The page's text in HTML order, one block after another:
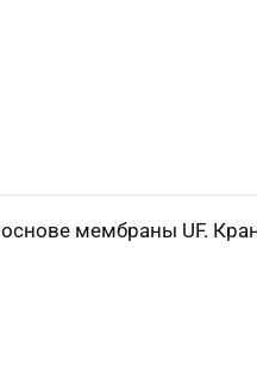
основе мембраны UF.